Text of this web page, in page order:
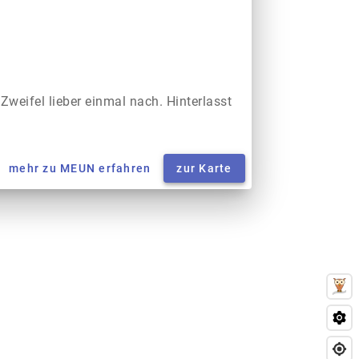
lieber einmal nach. Hinterlasst
mehr zu MEUN erfahren zur Karte